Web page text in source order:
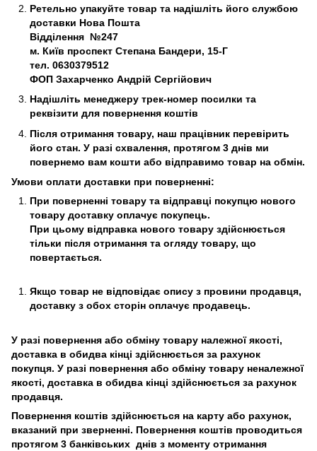
Ретельно упакуйте товар та надішліть його службою
доставки Нова Пошта
Відділення №247
м. Київ проспект Степана Бандери, 15-Г
тел. 0630379512
ФОП Захарченко Андрій Сергійович
Надішліть менеджеру трек-номер посилки та
реквізити для повернення коштів
Після отримання товару, наш працівник перевірить
його стан. У разі схвалення, протягом 3 днів ми
повернемо вам кошти або відправимо товар на обмін.
Умови оплати доставки при поверненні:
При поверненні товару та відправці покупцю нового
товару доставку оплачує покупець.
При цьому відправка нового товару здійснюється
тільки після отримання та огляду товару, що
повертається.
Якщо товар не відповідає опису з провини продавця,
доставку з обох сторін оплачує продавець.
У разі повернення або обміну товару належної якості,
доставка в обидва кінці здійснюється за рахунок
покупця. У разі повернення або обміну товару неналежної
якості, доставка в обидва кінці здійснюється за рахунок
продавця.
Повернення коштів здійснюється на карту або рахунок,
вказаний при зверненні. Повернення коштів проводиться
протягом 3 банківських днів з моменту отримання